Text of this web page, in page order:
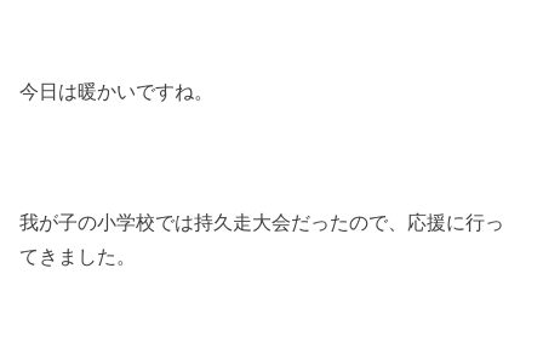
今日は暖かいですね。
我が子の小学校では持久走大会だったので、応援に行っ
てきました。